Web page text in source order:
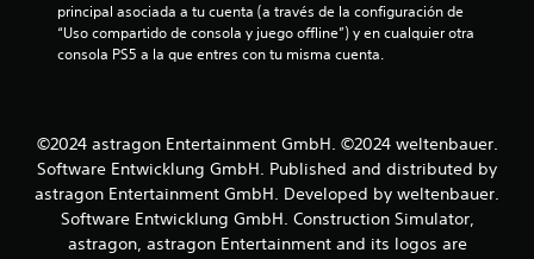
d
e
n
d
e
u
n
l
í
principal asociada a tu cuenta (a través de la configuración de
“Uso compartido de consola y juego offline”) y en cualquier otra
consola PS5 a la que entres con tu misma cuenta.
©2024 astragon Entertainment GmbH. ©2024 weltenbauer.
Software Entwicklung GmbH. Published and distributed by
astragon Entertainment GmbH. Developed by weltenbauer.
Software Entwicklung GmbH. Construction Simulator,
astragon, astragon Entertainment and its logos are